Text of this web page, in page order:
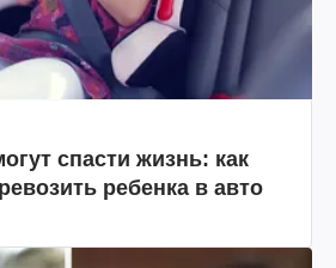
спасти жизнь: как
ребенка в авто